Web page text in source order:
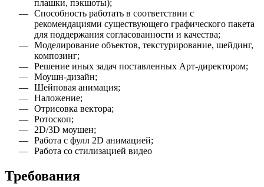
плашки, пэкшоты);
Способность работать в соответствии с
рекомендациями существующего графического пакета
для поддержания согласованности и качества;
Моделирование объектов, текстурирование, шейдинг,
композинг;
Решение иных задач поставленных Арт-директором;
Моушн-дизайн;
Шейповая анимация;
Наложение;
Отрисовка вектора;
Ротоскоп;
2D/3D моушен;
Работа с фулл 2D анимацией;
Работа со стилизацией видео
Требования